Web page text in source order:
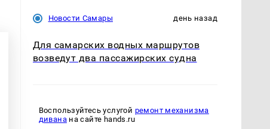
Новости Самары день назад
Для самарских водных маршрутов
возведут два пассажирских судна
Воспользуйтесь услугой ремонт механизма
диванана сайте hands.ru